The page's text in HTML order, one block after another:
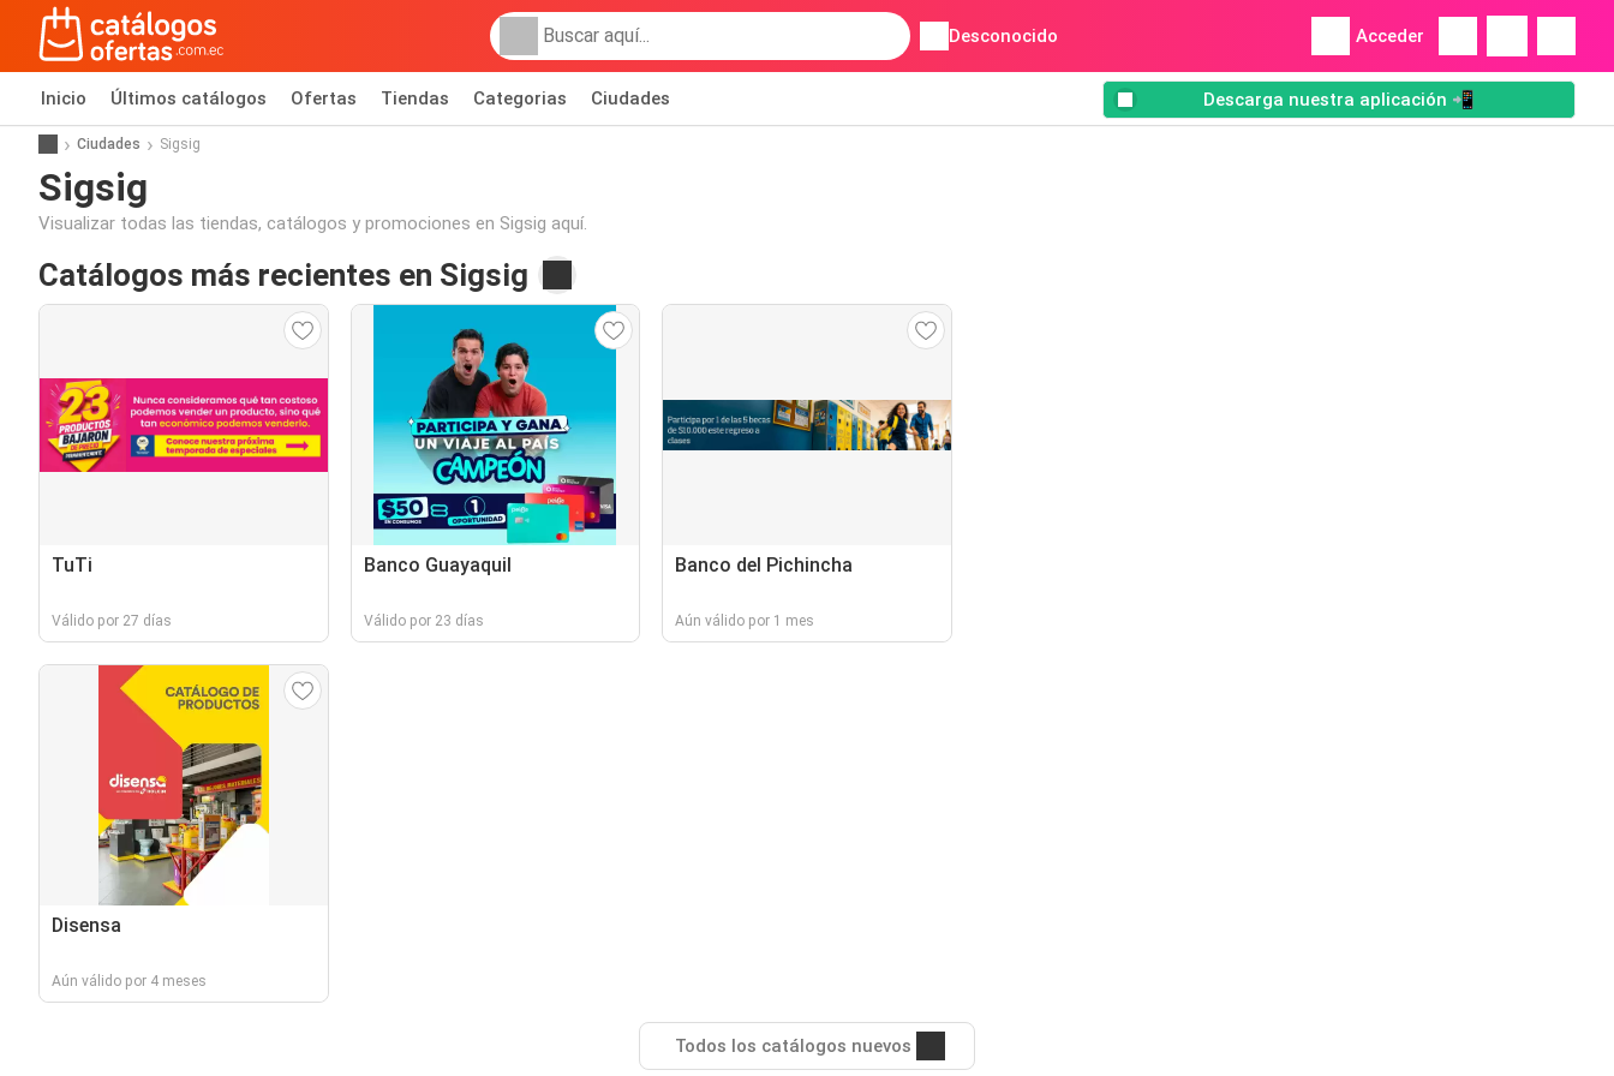
Desconocido Acceder
Inicio Últimos catálogos Ofertas Tiendas Categorias Ciudades Descarga nuestra aplicación 📲
Ciudades Sigsig
Sigsig
Visualizar todas las tiendas, catálogos y promociones en Sigsig aquí.
Catálogos más recientes en Sigsig
TuTi
Válido por 27 días
Banco Guayaquil
Válido por 23 días
Banco del Pichincha
Aún válido por 1 mes
Disensa
Aún válido por 4 meses
Todos los catálogos nuevos